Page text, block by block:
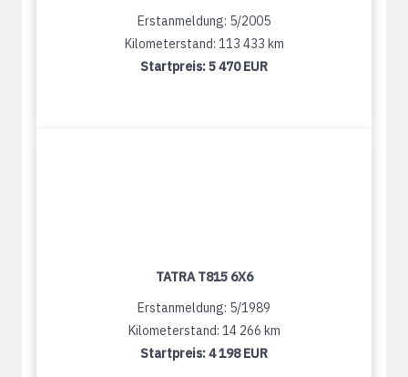
Erstanmeldung: 5/2005
Kilometerstand: 113 433 km
Startpreis:5 470 EUR
TATRA T815 6X6
Erstanmeldung: 5/1989
Kilometerstand: 14 266 km
Startpreis:4 198 EUR